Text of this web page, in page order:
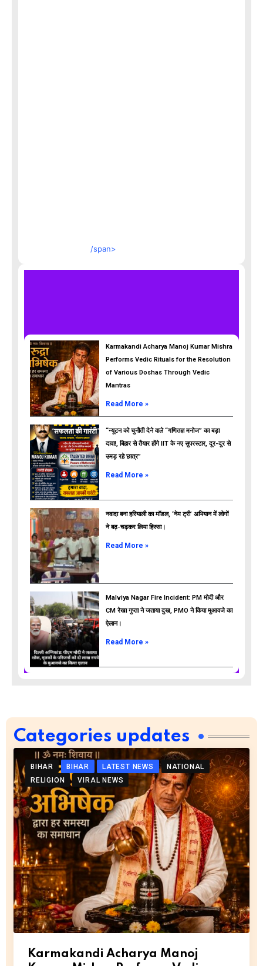
/span>
ads
Karmakandi Acharya Manoj Kumar Mishra
Performs Vedic Rituals for the Resolution
of Various Doshas Through Vedic
Mantras
Read More »
“न्यूटन को चुनौती देने वाले “गणितज्ञ मनोज” का बड़ा
दावा!, बिहार से तैयार होंगे IIT के नए सुपरस्टार, दूर-दूर से
उमड़ रहे छात्र”
Read More »
नवादा बना हरियाली का मॉडल, ‘नेम ट्री’ अभियान में लोगों
ने बढ़-चढ़कर लिया हिस्सा।
Read More »
Malviya Nagar Fire Incident: PM मोदी और
CM रेखा गुप्ता ने जताया दुख, PMO ने किया मुआवजे का
ऐलान।
Read More »
Categories updates
BIHAR BIHAR LATEST NEWS
NATIONAL
RELIGION
VIRAL NEWS
Karmakandi Acharya Manoj